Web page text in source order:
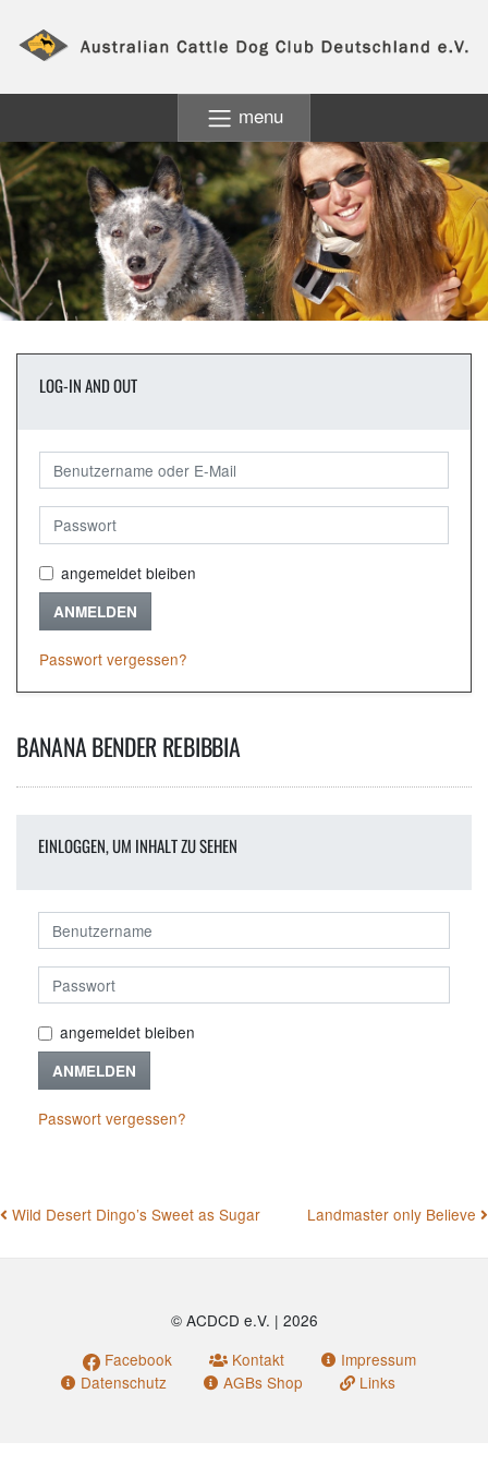
menu
LOG-IN AND OUT
angemeldet bleiben
ANMELDEN
Passwort vergessen?
BANANA BENDER REBIBBIA
EINLOGGEN, UM INHALT ZU SEHEN
angemeldet bleiben
ANMELDEN
Passwort vergessen?
BEITRAGSNAVIGATION
Wild Desert Dingo’s Sweet as Sugar Landmaster only Believe
© ACDCD e.V. | 2026
Facebook
Kontakt
Impressum
Datenschutz
AGBs Shop Links